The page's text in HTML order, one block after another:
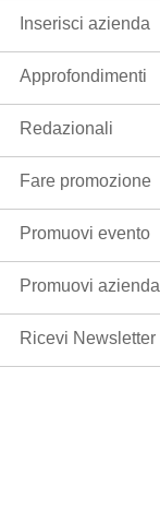
Inserisci azienda
Approfondimenti
Redazionali
Fare promozione
Promuovi evento
Promuovi azienda
Ricevi Newsletter